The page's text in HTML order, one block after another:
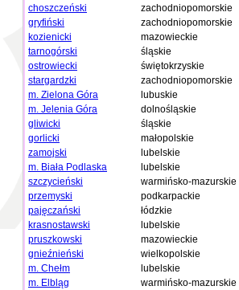
choszczeński
zachodniopomorskie
gryfiński
zachodniopomorskie
kozienicki
mazowieckie
tarnogórski
śląskie
ostrowiecki
świętokrzyskie
stargardzki
zachodniopomorskie
m. Zielona Góra
lubuskie
m. Jelenia Góra
dolnośląskie
gliwicki
śląskie
gorlicki
małopolskie
zamojski
lubelskie
m. Biała Podlaska
lubelskie
szczycieński
warmińsko-mazurskie
przemyski
podkarpackie
pajęczański
łódzkie
krasnostawski
lubelskie
pruszkowski
mazowieckie
gnieźnieński
wielkopolskie
m. Chełm
lubelskie
m. Elbląg
warmińsko-mazurskie